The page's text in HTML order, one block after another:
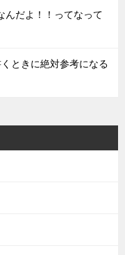
んだよ！！ってなって
ときに絶対参考になる